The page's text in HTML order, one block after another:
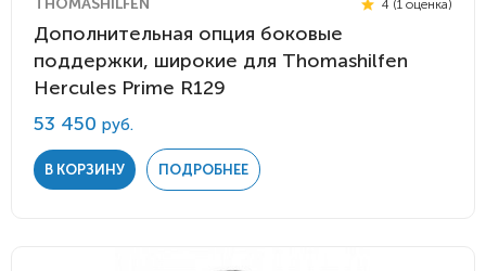
THOMASHILFEN 4 (1 оценка)
Дополнительная опция боковые
поддержки, широкие для Thomashilfen
Hercules Prime R129
53 450 руб.
В КОРЗИНУ ПОДРОБНЕЕ